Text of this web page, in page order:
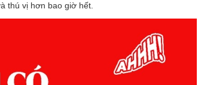
thú vị hơn bao giờ hết.